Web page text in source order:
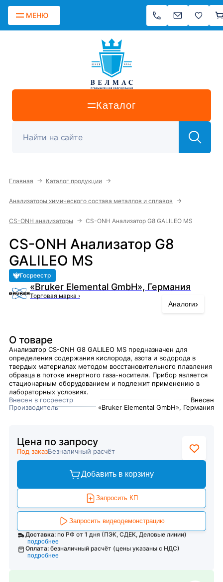
МЕНЮ
Каталог
Главная → Каталог продукции →
Анализаторы химического состава металлов и сплавов →
CS-ONH анализаторы → CS-ONH Анализатор G8 GALILEO MS
CS-ONH Анализатор G8
GALILEO MS
Госреестр
«Bruker Elemental GmbH», Германия
Торговая марка ›
Аналоги›
О товаре
Анализатор CS-ONH G8 GALILEO MS предназначен для
определения содержания кислорода, азота и водорода в
твердых материалах методом восстановительного плавления
образца в потоке инертного газа-носителя. Прибор является
стационарным оборудованием и подлежит применению в
лабораторных условиях.
Внесен в госреестр
Внесен
Производитель
«Bruker Elemental GmbH», Германия
Цена по запросу
Под заказБезналичный расчёт
Добавить в корзину
Запросить КП
Запросить видеодемонстрацию
Доставка: по РФ от 1 дня (ПЭК, СДЕК, Деловые линии)
подробнее
Оплата: безналичный расчёт (цены указаны с НДС)
подробнее